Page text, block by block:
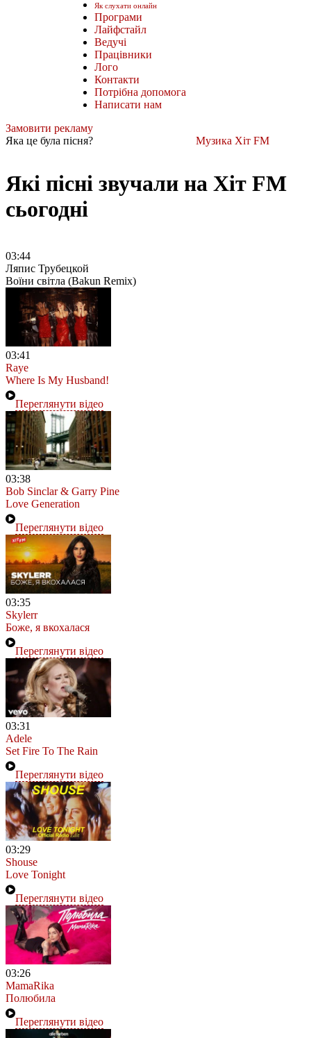
Як слухати онлайн
Програми
Лайфстайл
Ведучі
Працівники
Лого
Контакти
Потрібна допомога
Написати нам
Замовити рекламу
Яка це була пісня?
Музика Хіт FM
Які пісні звучали на Хіт FM
сьогодні
03:44
Ляпис Трубецкой
Воїни світла (Bakun Remix)
03:41
Raye
Where Is My Husband!
Переглянути відео
03:38
Bob Sinclar & Garry Pine
Love Generation
Переглянути відео
03:35
Skylerr
Боже, я вкохалася
Переглянути відео
03:31
Adele
Set Fire To The Rain
Переглянути відео
03:29
Shouse
Love Tonight
Переглянути відео
03:26
MamaRika
Полюбила
Переглянути відео